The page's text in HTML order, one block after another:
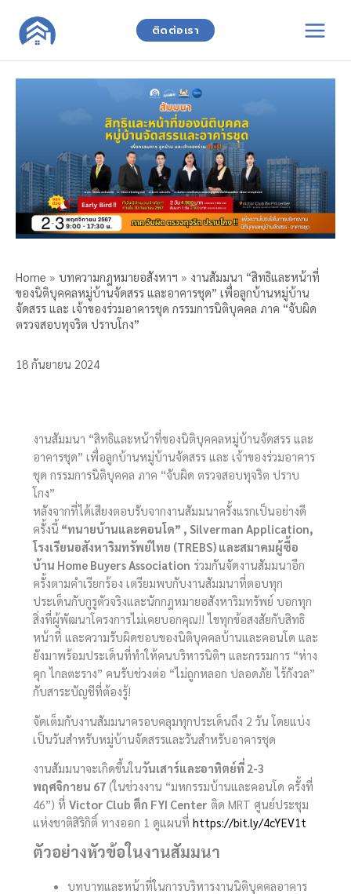
content
ติดต่อเรา
Home » บทความกฎหมายอสังหาฯ » งานสัมมนา “สิทธิและหน้าที่
ของนิติบุคคลหมู่บ้านจัดสรร และอาคารชุด” เพื่อลูกบ้านหมู่บ้าน
จัดสรร และ เจ้าของร่วมอาคารชุด กรรมการนิติบุคคล ภาค “จับผิด
ตรวจสอบทุจริต ปราบโกง”
18 กันยายน 2024
งานสัมมนา “สิทธิและหน้าที่ของนิติบุคคลหมู่บ้านจัดสรร และ
อาคารชุด” เพื่อลูกบ้านหมู่บ้านจัดสรร และ เจ้าของร่วมอาคาร
ชุด กรรมการนิติบุคคล ภาค “จับผิด ตรวจสอบทุจริต ปราบ
โกง”
หลังจากที่ได้เสียงตอบรับจากงานสัมมนาครั้งแรกเป็นอย่างดี
ครั้งนี้ “ทนายบ้านและคอนโด” , Silverman Application,
โรงเรียนอสังหาริมทรัพย์ไทย (TREBS) และสมาคมผู้ซื้อ
บ้าน Home Buyers Association ร่วมกันจัดงานสัมมนาอีก
ครั้งตามคำเรียกร้อง เตรียมพบกับงานสัมมนาที่ตอบทุก
ประเด็นกับกูรูตัวจริงและนักกฎหมายอสังหาริมทรัพย์ บอกทุก
สิ่งที่ผู้พัฒนาโครงการไม่เคยบอกคุณ!! ไขทุกข้อสงสัยกับสิทธิ
หน้าที่ และความรับผิดชอบของนิติบุคคลบ้านและคอนโด และ
ยังมาพร้อมประเด็นที่ทำให้คนบริหารนิติฯ และกรรมการ “ห่าง
คุก ไกลตะราง” คนรับช่วงต่อ “ไม่ถูกหลอก ปลอดภัย ไร้กังวล”
กับสาระบัญชีที่ต้องรู้!
จัดเต็มกับงานสัมมนาครอบคลุมทุกประเด็นถึง 2 วัน โดยแบ่ง
เป็นวันสำหรับหมู่บ้านจัดสรรและวันสำหรับอาคารชุด
งานสัมมนาจะเกิดขึ้นในวันเสาร์และอาทิตย์ที่ 2-3
พฤศจิกายน 67(ในช่วงงาน “มหกรรมบ้านและคอนโด ครั้งที่
46”) ที่ Victor Club ตึก FYI Center ติด MRT ศูนย์ประชุม
แห่งชาติสิริกิติ์ ทางออก 1 ดูแผนที่ https://bit.ly/4cYEV1t
ตัวอย่างหัวข้อในงานสัมมนา
บทบาทและหน้าที่ในการบริหารงานนิติบุคคลอาคาร